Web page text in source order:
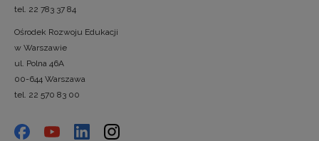
tel. 22 783 37 84
Ośrodek Rozwoju Edukacji
w Warszawie
ul. Polna 46A
00-644 Warszawa
tel. 22 570 83 00